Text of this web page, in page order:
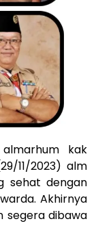
kak
11/2023) alm
sehat dengan
Akhirnya
segera dibawa